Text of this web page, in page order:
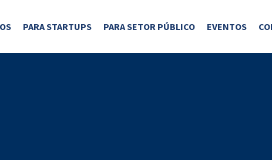
PARA STARTUPS PARA SETOR PÚBLICO EVENTOS